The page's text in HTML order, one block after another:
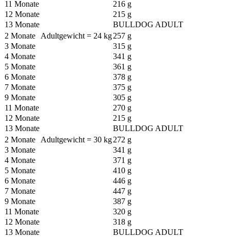
11 Monate
216 g
12 Monate
215 g
13 Monate
BULLDOG ADULT
2 Monate
Adultgewicht = 24 kg257 g
3 Monate
315 g
4 Monate
341 g
5 Monate
361 g
6 Monate
378 g
7 Monate
375 g
9 Monate
305 g
11 Monate
270 g
12 Monate
215 g
13 Monate
BULLDOG ADULT
2 Monate
Adultgewicht = 30 kg272 g
3 Monate
341 g
4 Monate
371 g
5 Monate
410 g
6 Monate
446 g
7 Monate
447 g
9 Monate
387 g
11 Monate
320 g
12 Monate
318 g
13 Monate
BULLDOG ADULT